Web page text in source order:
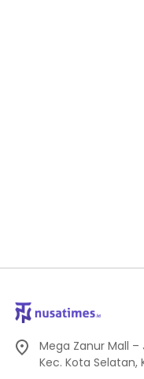
Mega Zanur Mall –
Kec. Kota